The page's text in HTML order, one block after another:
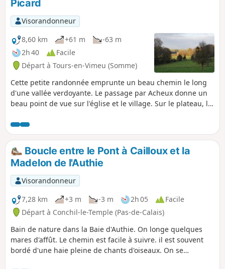
Picard
Visorandonneur
8,60 km
+61 m
-63 m
2h 40
Facile
Départ à Tours-en-Vimeu (Somme)
Cette petite randonnée emprunte un beau chemin le long
d'une vallée verdoyante. Le passage par Acheux donne un
beau point de vue sur l'église et le village. Sur le plateau, la
Boucle entre le Pont à Cailloux et la
Madelon de l'Authie
Visorandonneur
7,28 km
+3 m -3 m 2h 05
Facile
Départ à Conchil-le-Temple (Pas-de-Calais)
Bain de nature dans la Baie d'Authie. On longe quelques
mares d'affût. Le chemin est facile à suivre. il est souvent
bordé d'une haie pleine de chants d'oiseaux. On se